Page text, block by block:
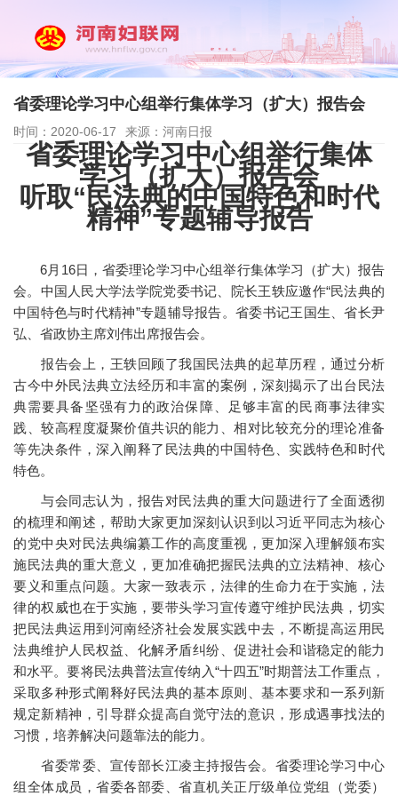
省委理论学习中心组举行集体学习（扩大）报告会
时间：2020-06-17 来源：河南日报
省委理论学习中心组举行集体
学习（扩大）报告会
听取“民法典的中国特色和时代
精神”专题辅导报告
6月16日，省委理论学习中心组举行集体学习（扩大）报告
会。中国人民大学法学院党委书记、院长王轶应邀作“民法典的
中国特色与时代精神”专题辅导报告。省委书记王国生、省长尹
弘、省政协主席刘伟出席报告会。
报告会上，王轶回顾了我国民法典的起草历程，通过分析
古今中外民法典立法经历和丰富的案例，深刻揭示了出台民法
典需要具备坚强有力的政治保障、足够丰富的民商事法律实
践、较高程度凝聚价值共识的能力、相对比较充分的理论准备
等先决条件，深入阐释了民法典的中国特色、实践特色和时代
特色。
与会同志认为，报告对民法典的重大问题进行了全面透彻
的梳理和阐述，帮助大家更加深刻认识到以习近平同志为核心
的党中央对民法典编纂工作的高度重视，更加深入理解颁布实
施民法典的重大意义，更加准确把握民法典的立法精神、核心
要义和重点问题。大家一致表示，法律的生命力在于实施，法
律的权威也在于实施，要带头学习宣传遵守维护民法典，切实
把民法典运用到河南经济社会发展实践中去，不断提高运用民
法典维护人民权益、化解矛盾纠纷、促进社会和谐稳定的能力
和水平。要将民法典普法宣传纳入“十四五”时期普法工作重点，
采取多种形式阐释好民法典的基本原则、基本要求和一系列新
规定新精神，引导群众提高自觉守法的意识，形成遇事找法的
习惯，培养解决问题靠法的能力。
省委常委、宣传部长江凌主持报告会。省委理论学习中心
组全体成员，省委各部委、省直机关正厅级单位党组（党委）